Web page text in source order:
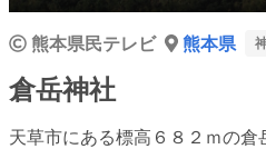
Play
熊本県民テレビ 熊本県
倉岳神社
天草市にある標高６８２ｍの